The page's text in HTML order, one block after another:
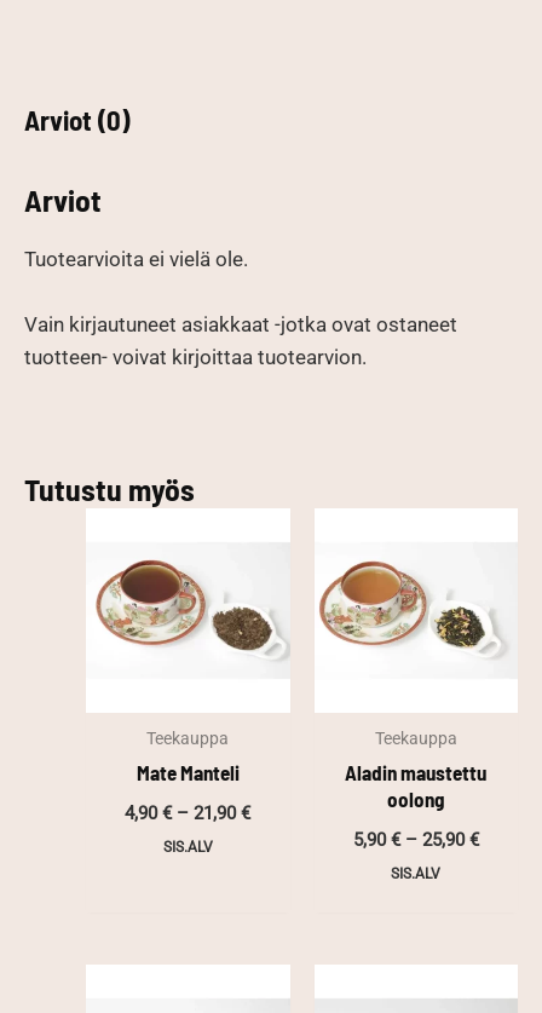
Arviot (0)
Arviot
Tuotearvioita ei vielä ole.
Vain kirjautuneet asiakkaat -jotka ovat ostaneet
tuotteen- voivat kirjoittaa tuotearvion.
Tutustu myös
Teekauppa
Mate Manteli
4,90€ – 21,90€Hintaluokka:
SIS.ALV
Teekauppa
Aladin maustettu
oolong
5,90€ – 25,90€
SIS.ALV